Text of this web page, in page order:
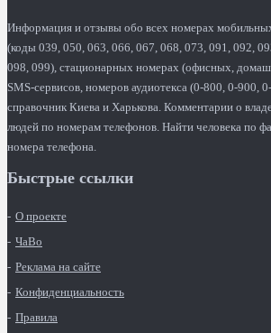
Информация и отзывы обо всех номерах
(коды 039, 050, 063, 066, 067, 068, 073, 091, 092,
098, 099), стационарных номерах (офисных,
SMS-сервисов, номеров аудиотекса (0-800, 0-900,
справочник Киева и Харькова. Комментарии о
людей по номерам телефонов. Найти человека по
номера телефона.
Быстрые ссылки
О проекте
ЧаВо
Реклама на сайте
Конфиденциальность
Правила